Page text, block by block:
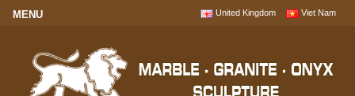
United Kingdom Viet Nam